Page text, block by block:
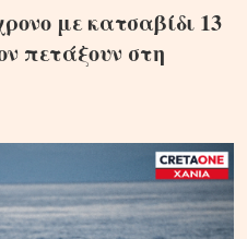
με κατσαβίδι 13
πετάξουν στη